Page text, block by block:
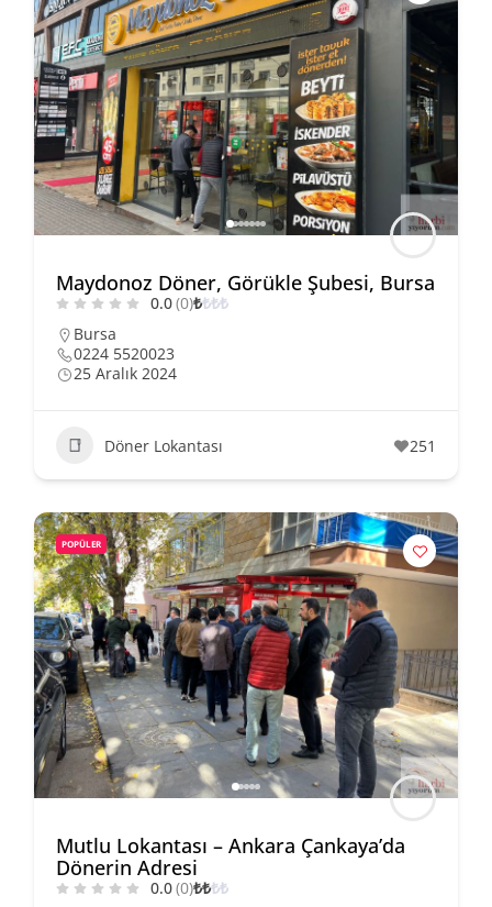
Maydonoz Döner, Görükle Şubesi, Bursa
0.0(0)₺₺₺₺
Bursa
0224 5520023
25 Aralık 2024
Döner Lokantası 251
POPÜLER
Mutlu Lokantası – Ankara Çankaya’da
Dönerin Adresi
0.0(0)₺₺₺₺